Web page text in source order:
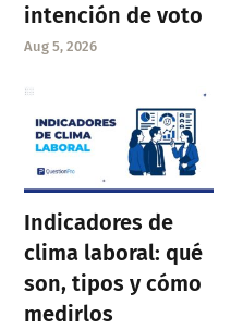
intención de voto
Aug 5, 2026
Indicadores de
clima laboral: qué
son, tipos y cómo
medirlos